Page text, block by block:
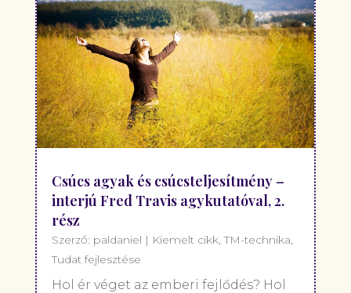
Csúcs agyak és csúcsteljesítmény –
interjú Fred Travis agykutatóval, 2.
rész
Szerző: paldaniel | Kiemelt cikk,TM-technika,
Tudat fejlesztése
Hol ér véget az emberi fejlődés? Hol